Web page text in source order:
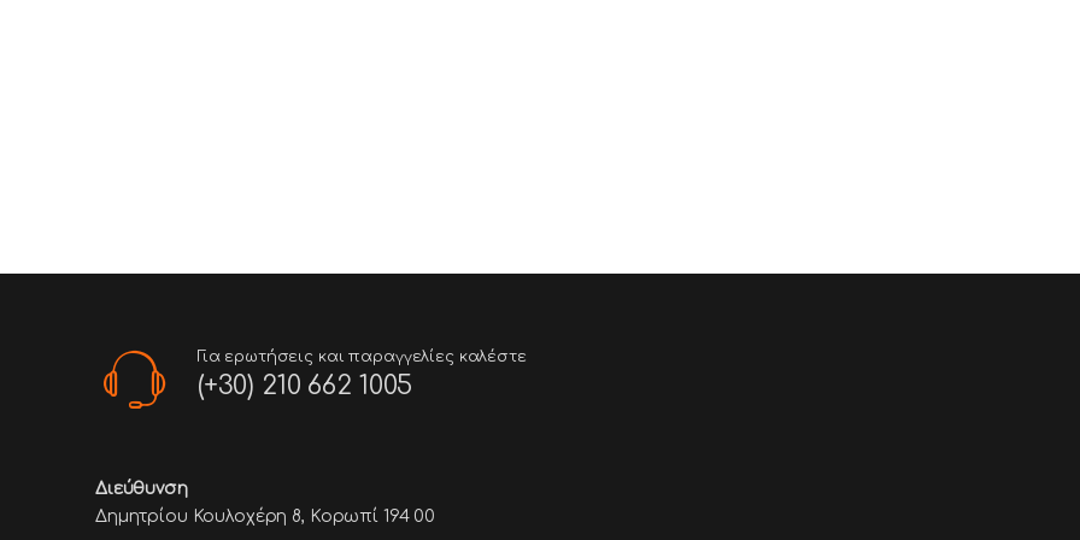
Για ερωτήσεις και παραγγελίες καλέστε
(+30) 210 662 1005
Διεύθυνση
Δημητρίου Κουλοχέρη 8, Κορωπί 194 00